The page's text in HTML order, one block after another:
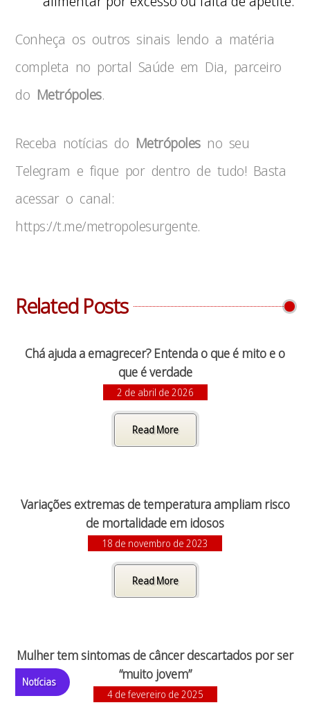
Conheça os outros sinais lendo a matéria
completa no portal Saúde em Dia, parceiro
do Metrópoles.
Receba notícias do Metrópolesno seu
Telegram e fique por dentro de tudo! Basta
acessar o canal:
https://t.me/metropolesurgente.
Related Posts
Chá ajuda a emagrecer? Entenda o que é mito e o
que é verdade
2 de abril de 2026
Read More
Variações extremas de temperatura ampliam risco
de mortalidade em idosos
18 de novembro de 2023
Read More
Notícias
Mulher tem sintomas de câncer descartados por ser
“muito jovem”
4 de fevereiro de 2025